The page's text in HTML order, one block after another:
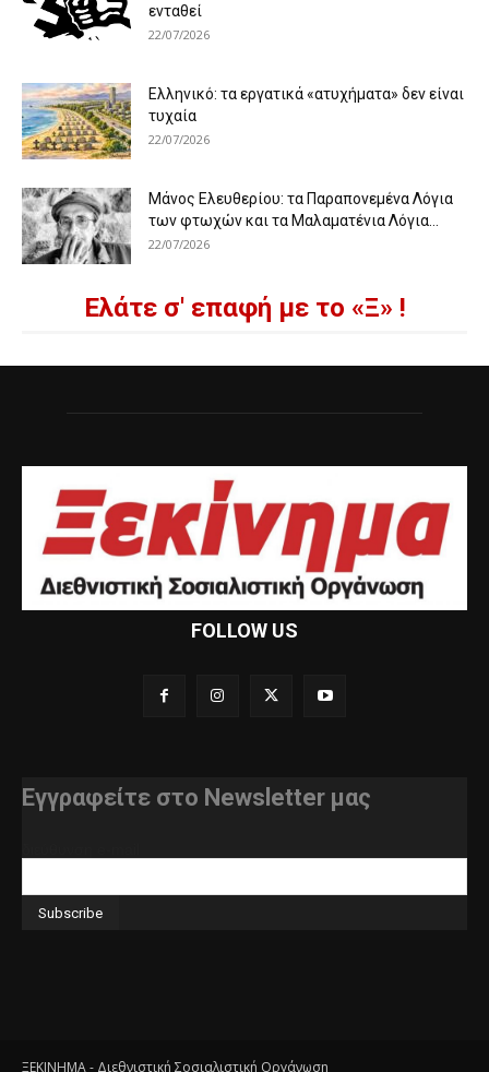
ενταθεί
22/07/2026
Ελληνικό: τα εργατικά «ατυχήματα» δεν είναι
τυχαία
22/07/2026
Μάνος Ελευθερίου: τα Παραπονεμένα Λόγια
των φτωχών και τα Μαλαματένια Λόγια...
22/07/2026
Ελάτε σ' επαφή με το «Ξ» !
FOLLOW US
Εγγραφείτε στο Newsletter μας
ΞΕΚΙΝΗΜΑ - Διεθνιστική Σοσιαλιστική Οργάνωση